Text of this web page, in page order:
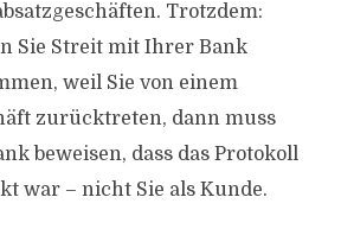
Trotzdem:
Sie Streit mit Ihrer Bank
weil Sie von einem
zurücktreten, dann muss
beweisen, dass das Protokoll
war – nicht Sie als Kunde.